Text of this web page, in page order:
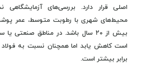
اصلی قرار دارد. بررسی‌های
محیط‌های شهری با رطوبت متوسط، عمر
بیش از ۲۰ سال باشد. در مناطق
است کاهش یابد اما همچنان نسبت به
برابر بیشتر است.